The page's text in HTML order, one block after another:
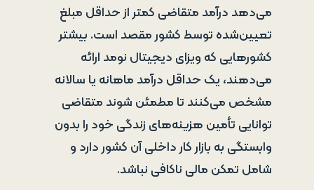
می‌دهد درآمد متقاضی کمتر از حداقل مبلغ
تعیین‌شده توسط کشور مقصد است. بیشتر
کشورهایی که ویزای دیجیتال نومد ارائه
می‌دهند، یک حداقل درآمد ماهانه یا سالانه
مشخص می‌کنند تا مطمئن شوند متقاضی
توانایی تأمین هزینه‌های زندگی خود را بدون
وابستگی به بازار کار داخلی آن کشور دارد و
شامل تمکن مالی ناکافی نباشد.